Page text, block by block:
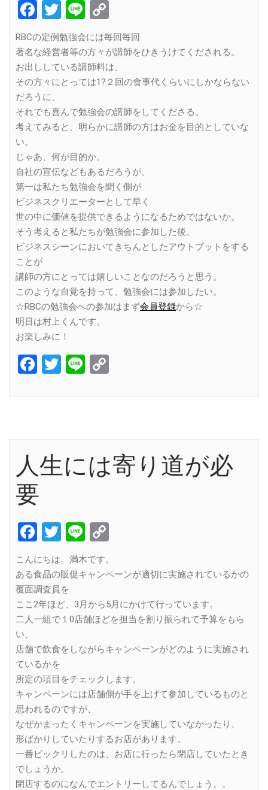
Facebook
Twitter
Line
Link
RBCの定例勉強会には毎回毎回
著名な経営者等の方々が講師をひきうけてくだされる。
お出ししている講師料は、
その方々にとっては1?２回の食事代くらいにしかならない
だろうに、
それでも喜んで勉強会の講師をしてくださる。
考えてみると、明らかに講師の方はお金を目的としていな
い。
じゃあ、何が目的か。
自社の宣伝などもあるだろうが、
第一は私たち勉強会を聞く側が
ビジネスクリエーターとして早く
世の中に価値を提供できるようになるためではないか。
そう考えると私たちが勉強会に参加した後、
ビジネスシーンにおいてきちんとしたアウトプットをする
ことが
講師の方にとっては嬉しいことなのだろうと思う。
このような自覚を持って、勉強会には参加したい。
☆RBCの勉強会への参加はまず会員登録から☆
明日は村上くんです。
お楽しみに！
Facebook
Twitter
Line
人生には寄り道が必
要
Facebook
Twitter
Line
こんにちは。満木です。
ある食品の販促キャンペーンが適切に実施されているかの
覆面調査員を
ここ2年ほど、3月から5月にかけて行っています。
二人一組で１0店舗ほどを担当を割り振られて予算をもら
い、
店舗で飲食をしながらキャンペーンがどのように実施され
ているかを
所定の項目をチェックします。
キャンペーンには店舗側が手を上げて参加しているものと
思われるのですが、
なぜかまったくキャンペーンを実施していなかったり、
形ばかりしていたりするお店があります。
一番ビックリしたのは、お店に行ったら閉店していたとき
でしょうか。
閉店するのになんでエントリーしてるんでしょう。。